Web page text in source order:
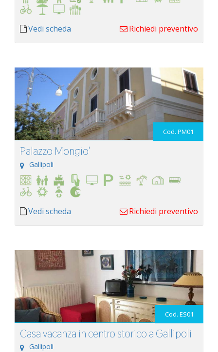
Vedi scheda Richiedi preventivo
Cod. PM01
Palazzo Mongio'
Gallipoli
Vedi scheda Richiedi preventivo
Cod. ES01
Casa vacanza in centro storico a Gallipoli
Gallipoli